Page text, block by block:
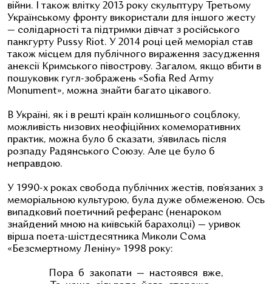
війни. І також влітку 2013 року скульптуру Третьому
Українському фронту використали для іншого жесту
— солідарності та підтримки дівчат з російського
панкгурту Pussy Riot. У 2014 році цей меморіал став
також місцем для публічного вираження засудження
анексії Кримського півострову. Загалом, якщо вбити в
пошуковик гугл-зображень «Sofia Red Army
Monument», можна знайти багато цікавого.
В Україні, як і в решті країн колишнього соцблоку,
можливість низових неофіційних комеморативних
практик, можна було б сказати, з’явилась після
розпаду Радянського Союзу. Але це було б
неправдою.
У 1990-х роках свобода публічних жестів, пов’язаних з
меморіальною культурою, була дуже обмеженою. Ось
випадковий поетичний реферанс (ненароком
знайдений мною на київській барахолці) — уривок
вірша поета-шістдесятника Миколи Сома
«Безсмертному Леніну» 1998 року:
Пора б закопати — настоявся вже,